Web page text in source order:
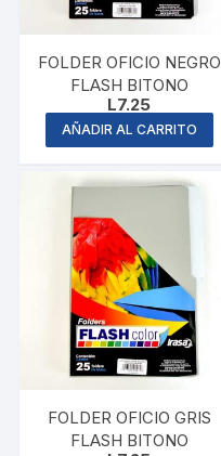
FOLDER OFICIO NEGRO
FLASH BITONO
L7.25
AÑADIR AL CARRITO
FOLDER OFICIO GRIS
FLASH BITONO